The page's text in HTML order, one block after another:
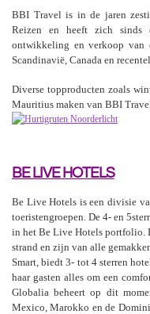
BBI Travel is in de jaren
Reizen en heeft zich
ontwikkeling en verkoop van
Scandinavië, Canada en
Diverse topproducten zoals
Mauritius maken van BBI
BE LIVE HOTELS
Be Live Hotels is een divisie
toeristengroepen. De 4- en
in het Be Live Hotels portfolio.
strand en zijn van alle
Smart, biedt 3- tot 4 sterren
haar gasten alles om een
Globalia beheert op dit
Mexico, Marokko en de